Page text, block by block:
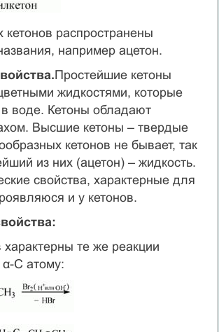
кетонов распространены
например ацетон.
Простейшие кетоны
жидкостями, которые
воде. Кетоны обладают
Высшие кетоны – твердые
кетонов не бывает, так
из них (ацетон) – жидкость.
свойства, характерные для
и у кетонов.
характерны те же реакции
С атому: